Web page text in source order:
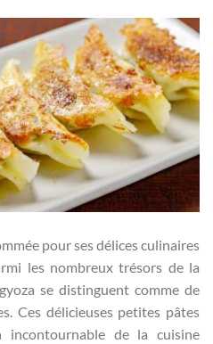
pour ses délices culinaires
les nombreux trésors de la
se distinguent comme de
Ces délicieuses petites pâtes
de la cuisine